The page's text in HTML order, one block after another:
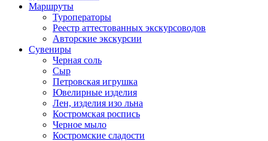
Маршруты
Туроператоры
Реестр аттестованных экскурсоводов
Авторские экскурсии
Сувениры
Черная соль
Сыр
Петровская игрушка
Ювелирные изделия
Лен, изделия изо льна
Костромская роспись
Черное мыло
Костромские сладости